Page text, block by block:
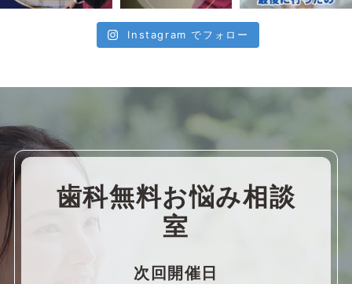
Instagram でフォロー
歯科無料お悩み相談
室
次回開催日